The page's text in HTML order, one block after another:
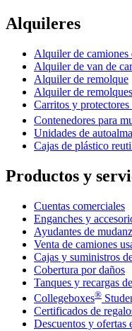
Alquileres
Alquiler de camiones
Alquiler de van de
Alquiler de remolque
Alquiler de remolques
Carritos y protectores
Contenedores para
Unidades de
Cajas de plástico
Productos y
Cuentas comerciales
Enganches y
Ayudantes de
Venta de camiones
Cajas y suministros
Cobertura por daños
Tanques y recargas
Collegeboxes®
Certificados de
Descuentos y ofertas